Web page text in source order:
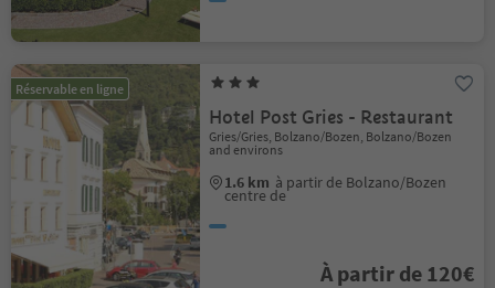
Réservable en ligne
Hotel Post Gries - Restaurant
Gries/Gries, Bolzano/Bozen, Bolzano/Bozen
and environs
1.6 km à partir de Bolzano/Bozen
centre de
À partir de 120€